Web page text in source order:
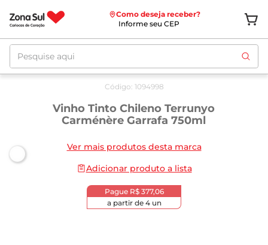
Como deseja receber?
Informe seu CEP
Pesquise aqui
Código: 1094998
Vinho Tinto Chileno Terrunyo
Carménère Garrafa 750ml
Ver mais produtos desta marca
Adicionar produto a lista
Pague R$ 377,06
a partir de 4un